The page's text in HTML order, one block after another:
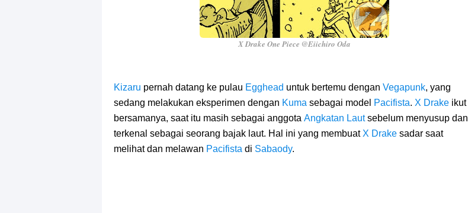
X Drake One Piece @Eiichiro Oda
Kizaru pernah datang ke pulau Egghead untuk bertemu dengan Vegapunk, yang
sedang melakukan eksperimen dengan Kuma sebagai model Pacifista. X Drake ikut
bersamanya, saat itu masih sebagai anggota Angkatan Lautsebelum menyusup dan
terkenal sebagai seorang bajak laut. Hal ini yang membuat X Drake sadar saat
melihat dan melawan Pacifista di Sabaody.